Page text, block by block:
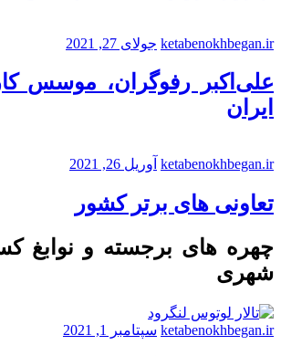
ketabenokhbegan.ir جولای 27, 2021
علی‌اکبر رفوگران، موسس
ایران
ketabenokhbegan.ir آوریل 26, 2021
تعاونی های برتر کشور
چهره های برجسته و نوابغ
شهری
ketabenokhbegan.ir سپتامبر 1, 2021